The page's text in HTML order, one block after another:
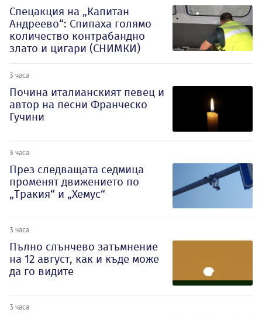
Спецакция на „Капитан
Андреево“: Спипаха голямо
количество контрабандно
злато и цигари (СНИМКИ)
3 часа
Почина италианският певец и
автор на песни Франческо
Гучини
3 часа
През следващата седмица
променят движението по
„Тракия“ и „Хемус“
3 часа
Пълно слънчево затъмнение
на 12 август, как и къде може
да го видите
3 часа